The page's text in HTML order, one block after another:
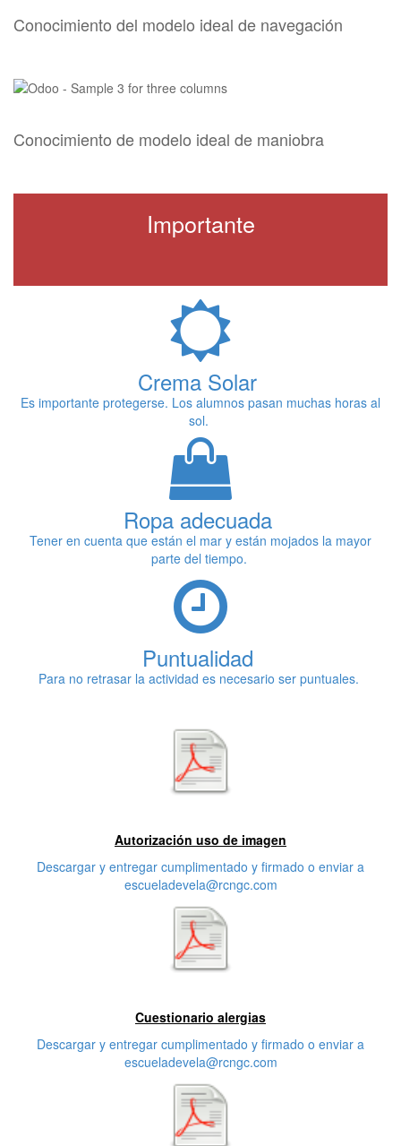
Conocimiento del modelo ideal de navegación
Conocimiento de modelo ideal de maniobra
Importante
Crema Solar
Es importante protegerse. Los alumnos pasan muchas horas al
sol.
Ropa adecuada
Tener en cuenta que están el mar y están mojados la mayor
parte del tiempo.
Puntualidad
Para no retrasar la actividad es necesario ser puntuales.
Autorización uso de imagen
Descargar y entregar cumplimentado y firmado o enviar a
escueladevela@rcngc.com
Cuestionario alergias
Descargar y entregar cumplimentado y firmado o enviar a
escueladevela@rcngc.com